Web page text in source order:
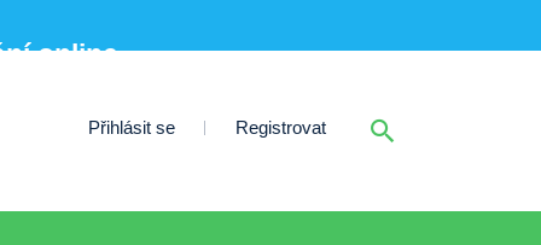
online
Přihlásit se Registrovat